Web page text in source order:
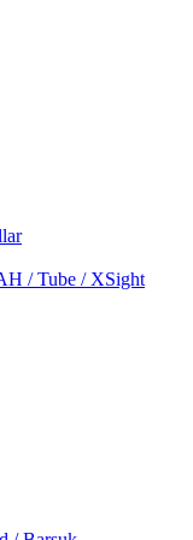
/ Tube / XSight